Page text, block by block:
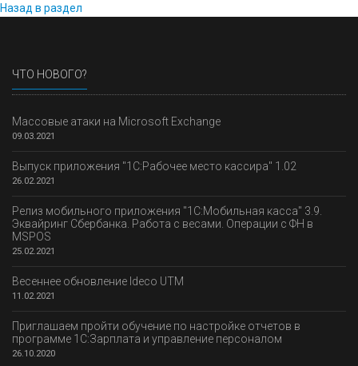
Назад в раздел
ЧТО НОВОГО?
Массовые атаки на Microsoft Exchange
09.03.2021
Выпуск приложения "1С:Рабочее место кассира" 1.02
26.02.2021
Релиз мобильного приложения "1С:Мобильная касса" 3.9.
Эквайринг Сбербанка. Работа с весами. Операции с ФН в
MSPOS
25.02.2021
Весеннее обновление Ideco UTM
11.02.2021
Приглашаем пройти обучение по настройке отчетов в
программе 1С:Зарплата и управление персоналом
26.10.2020